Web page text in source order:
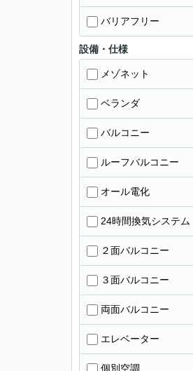
バリアフリー
設備・仕様
メゾネット
ベランダ
バルコニー
ルーフバルコニー
オール電化
24時間換気システム
２面バルコニー
３面バルコニー
両面バルコニー
エレベーター
個別空調